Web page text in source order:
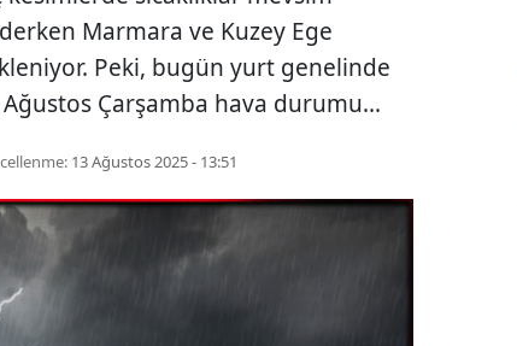
Marmara ve Kuzey Ege
Peki, bugün yurt genelinde
Çarşamba hava durumu...
13 Ağustos 2025 - 13:51